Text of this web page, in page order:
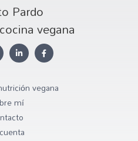
Pardo
vegana
vegana
mí